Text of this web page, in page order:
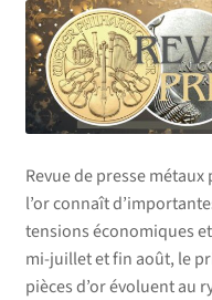
Revue de presse
l’or connaît
tensions économiques
mi-juillet et fin août, le
pièces d’or évoluent au